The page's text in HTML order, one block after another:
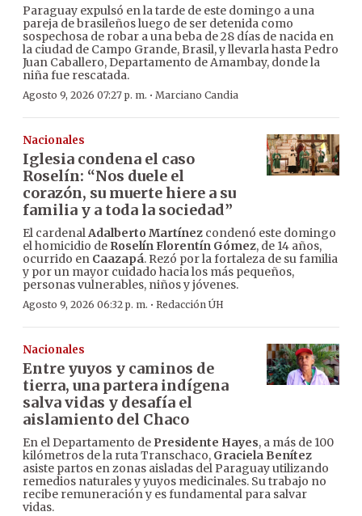
Paraguay expulsó en la tarde de este domingo a una
pareja de brasileños luego de ser detenida como
sospechosa de robar a una beba de 28 días de nacida en
la ciudad de Campo Grande, Brasil, y llevarla hasta Pedro
Juan Caballero, Departamento de Amambay, donde la
niña fue rescatada.
Agosto 9, 2026 07:27 p. m. · Marciano Candia
Nacionales
Iglesia condena el caso
Roselín: “Nos duele el
corazón, su muerte hiere a su
familia y a toda la sociedad”
El cardenalAdalberto Martínez condenó este domingo
el homicidio de Roselín Florentín Gómez, de 14 años,
ocurrido en Caazapá. Rezó por la fortaleza de su familia
y por un mayor cuidado hacia los más pequeños,
personas vulnerables, niños y jóvenes.
Agosto 9, 2026 06:32 p. m. · Redacción ÚH
Nacionales
Entre yuyos y caminos de
tierra, una partera indígena
salva vidas y desafía el
aislamiento del Chaco
En el Departamento de Presidente Hayes, a más de 100
kilómetros de la ruta Transchaco, Graciela Benítez
asiste partos en zonas aisladas del Paraguay utilizando
remedios naturales y yuyos medicinales. Su trabajo no
recibe remuneración y es fundamental para salvar
vidas.